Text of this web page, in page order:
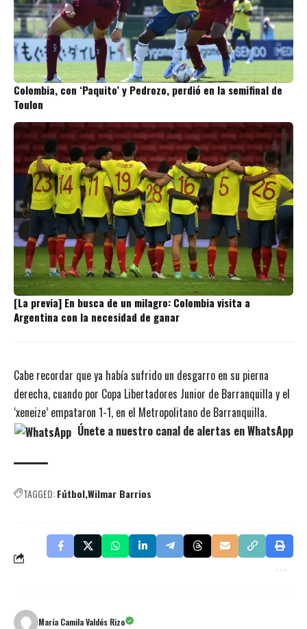
Colombia, con ‘Paquito’ y Pedrozo, perdió en la semifinal de
Toulon
[La previa] En busca de un milagro: Colombia visita a
Argentina con la necesidad de ganar
Cabe recordar que ya había sufrido un desgarro en su pierna
derecha, cuando por Copa Libertadores Junior de Barranquilla y el
‘xeneize’ empataron 1-1, en el Metropolitano de Barranquilla.
Únete a nuestro canal de alertas en WhatsApp
TAGGED:FútbolWilmar Barrios
María Camila Valdés Rizo